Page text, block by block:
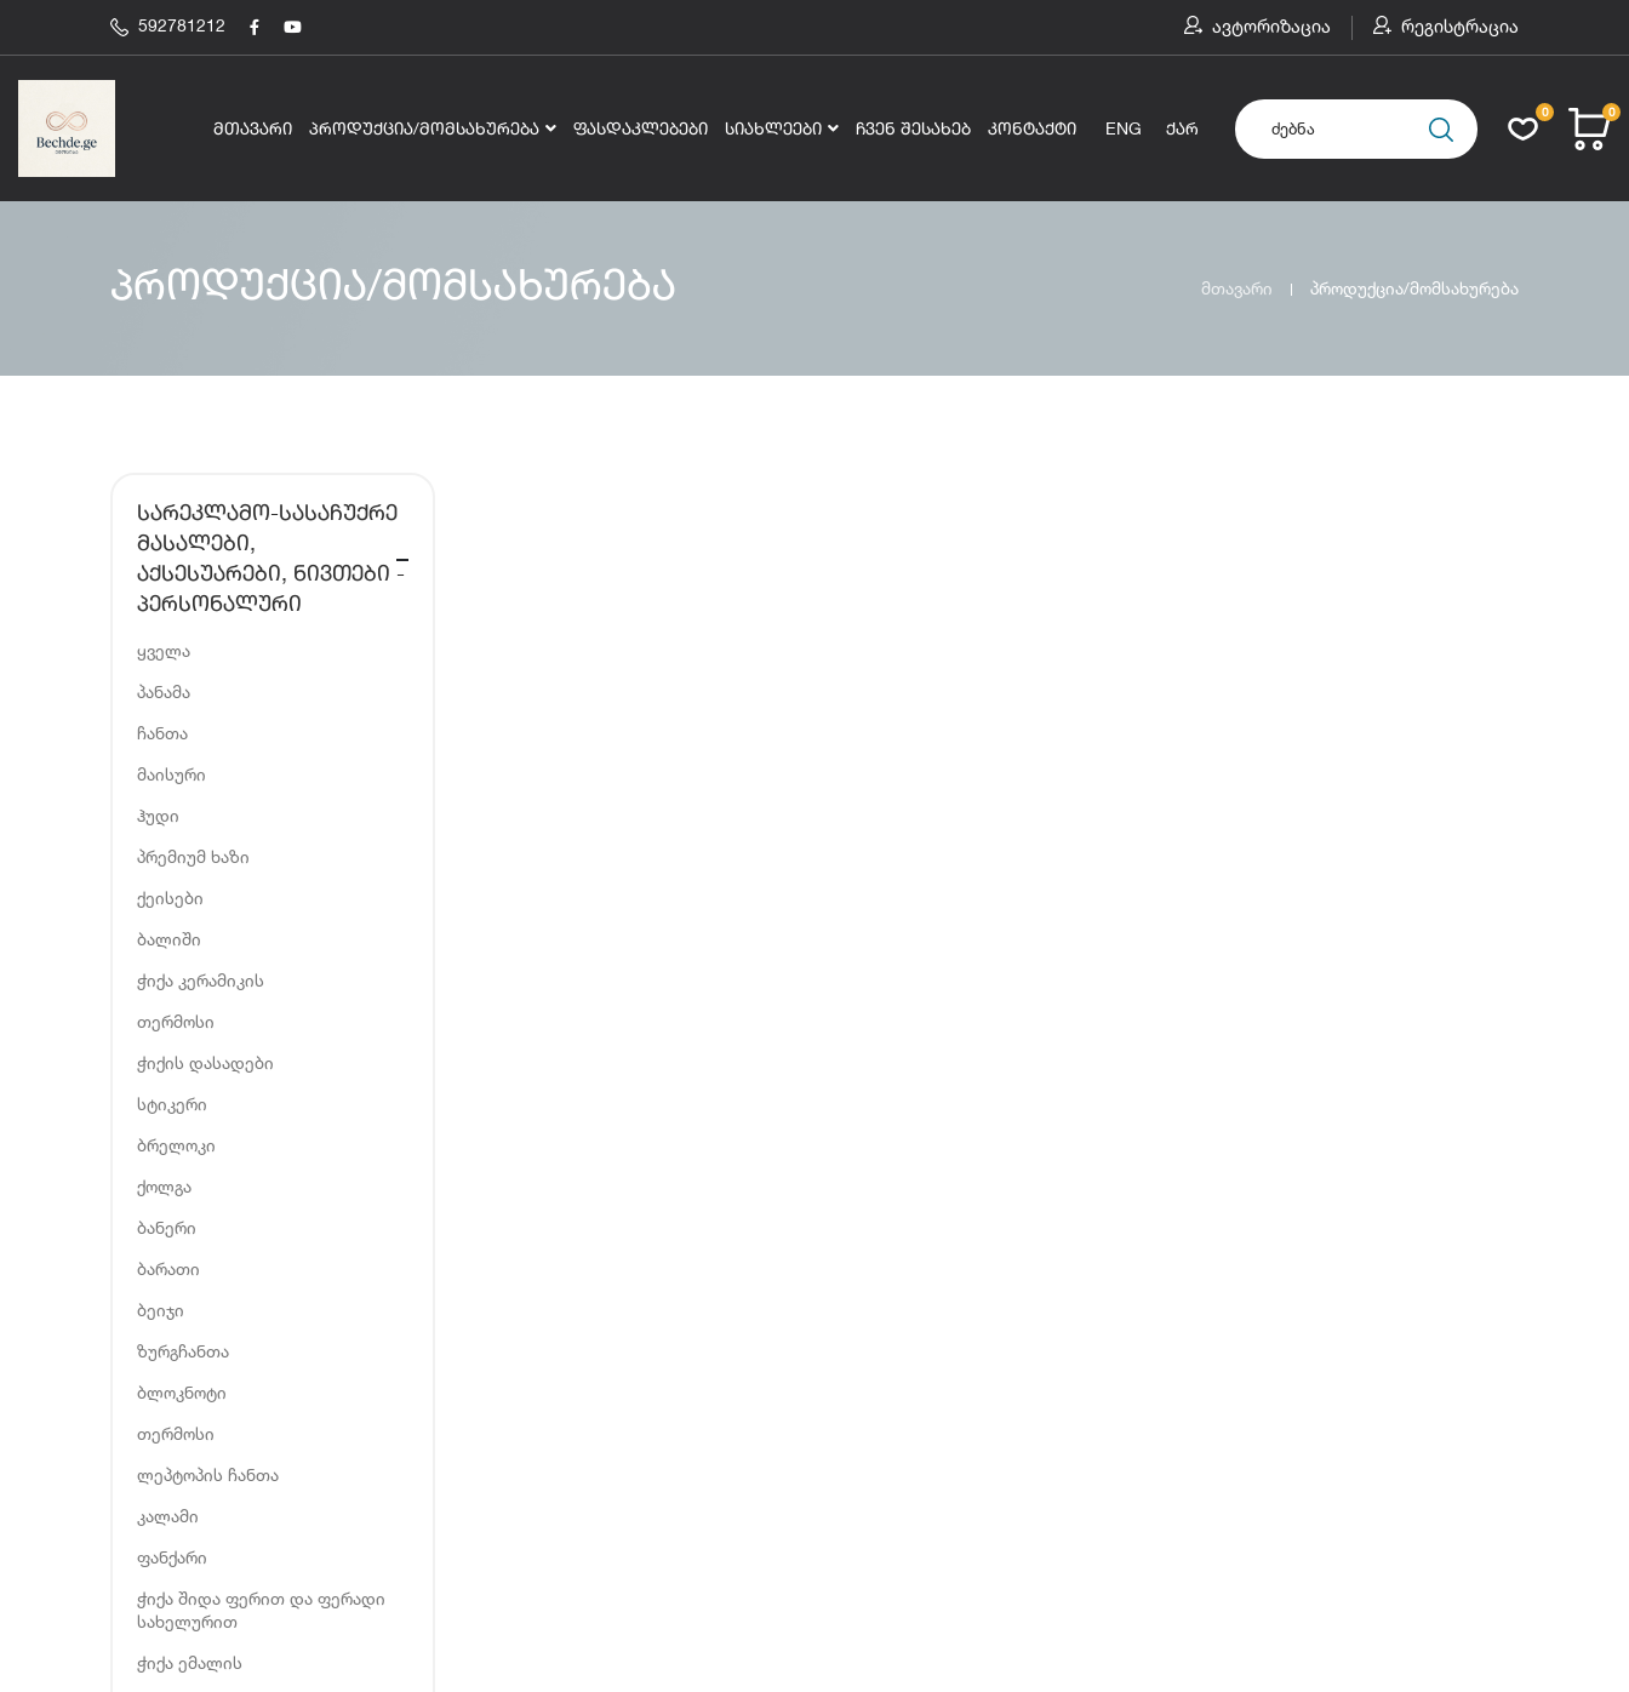
592781212 ავტორიზაცია რეგისტრაცია
ᲛᲗᲐᲕᲐᲠᲘ ᲞᲠᲝᲓᲣᲥᲪᲘᲐ/ᲛᲝᲛᲡᲐᲮᲣᲠᲔᲑᲐ ᲤᲐᲡᲓᲐᲙᲚᲔᲑᲔᲑᲘ ᲡᲘᲐᲮᲚᲔᲔᲑᲘ ᲩᲕᲔᲜ ᲨᲔᲡᲐᲮᲔᲑ ᲙᲝᲜᲢᲐᲥᲢᲘ ENG ᲥᲐᲠ
0 0
პროდუქცია/მომსახურება მთავარი პროდუქცია/მომსახურება
ᲡᲐᲠᲔᲙᲚᲐᲛᲝ-ᲡᲐᲡᲐᲩᲣᲥᲠᲔ
ᲛᲐᲡᲐᲚᲔᲑᲘ,
ᲐᲥᲡᲔᲡᲣᲐᲠᲔᲑᲘ, ᲜᲘᲕᲗᲔᲑᲘ -
ᲞᲔᲠᲡᲝᲜᲐᲚᲣᲠᲘ
ყველა
პანამა
ჩანთა
მაისური
ჰუდი
პრემიუმ ხაზი
ქეისები
ბალიში
ჭიქა კერამიკის
თერმოსი
ჭიქის დასადები
სტიკერი
ბრელოკი
ქოლგა
ბანერი
ბარათი
ბეიჯი
ზურგჩანთა
ბლოკნოტი
თერმოსი
ლეპტოპის ჩანთა
კალამი
ფანქარი
ჭიქა შიდა ფერით და ფერადი
სახელურით
ჭიქა ემალის